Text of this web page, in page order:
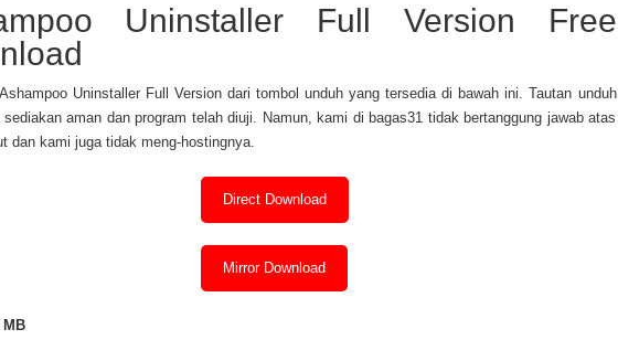
Uninstaller Full Version Free
Uninstaller Full Version dari tombol unduh yang tersedia di bawah ini. Tautan unduh
aman dan program telah diuji. Namun, kami di bagas31 tidak bertanggung jawab atas
dan kami juga tidak meng-hostingnya.
Direct Download
Mirror Download